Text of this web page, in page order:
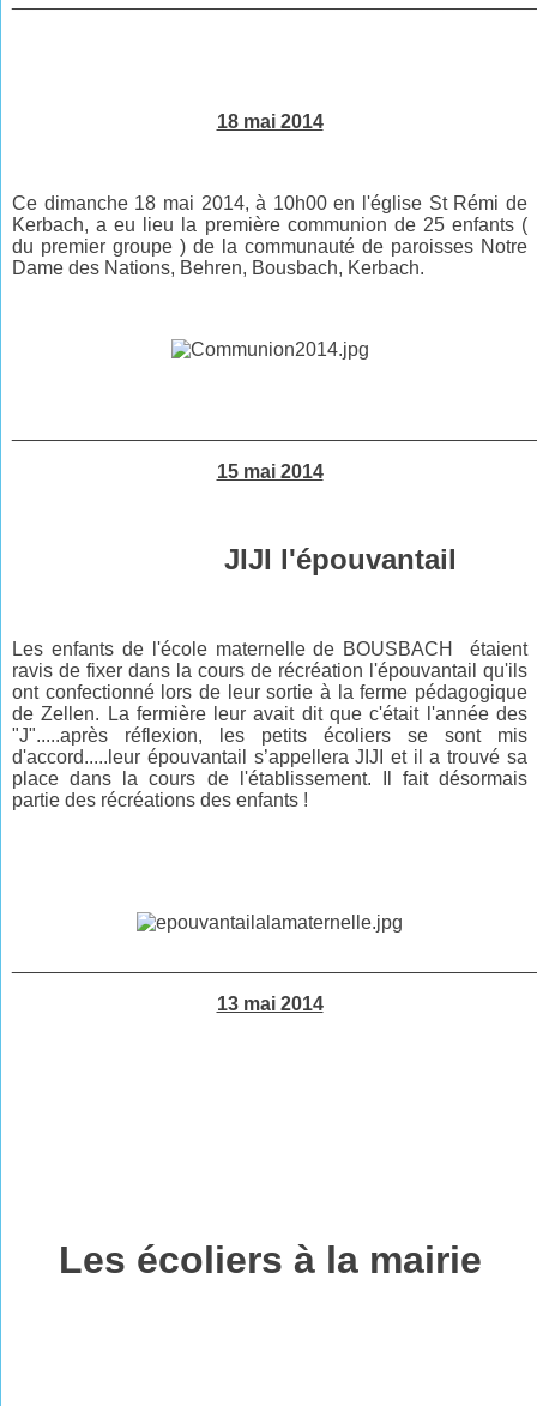
18 mai 2014
Ce dimanche 18 mai 2014, à 10h00 en l'église St Rémi de
Kerbach, a eu lieu la première communion de 25 enfants (
du premier groupe ) de la communauté de paroisses Notre
Dame des Nations, Behren, Bousbach, Kerbach.
15 mai 2014
JIJI l'épouvantail
Les enfants de l'école maternelle de BOUSBACH étaient
ravis de fixer dans la cours de récréation l'épouvantail qu'ils
ont confectionné lors de leur sortie à la ferme pédagogique
de Zellen. La fermière leur avait dit que c'était l'année des
"J".....après réflexion, les petits écoliers se sont mis
d'accord.....leur épouvantail s’appellera JIJI et il a trouvé sa
place dans la cours de l'établissement. Il fait désormais
partie des récréations des enfants !
13 mai 2014
Les écoliers à la mairie